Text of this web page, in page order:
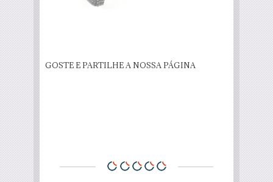
GOSTE E PARTILHE A NOSSA PÁGINA